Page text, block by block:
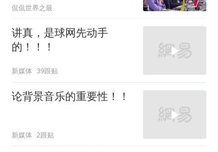
雷”
侃侃世界之最
讲真，是球网先动手
的！！！
新媒体 39跟贴
论背景音乐的重要性！！
新媒体 2跟贴